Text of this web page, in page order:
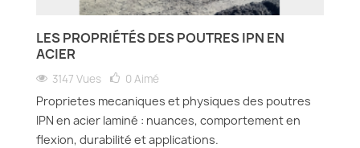
LES PROPRIÉTÉS DES POUTRES IPN EN
ACIER
3147 Vues 0 Aimé
Proprietes mecaniques et physiques des poutres
IPN en acier laminé : nuances, comportement en
flexion, durabilité et applications.